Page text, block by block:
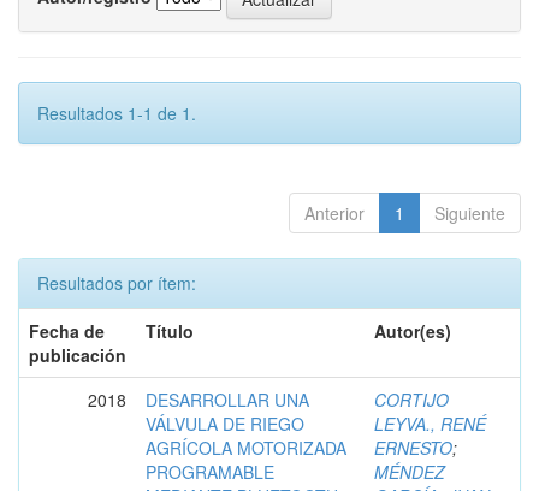
Resultados 1-1 de 1.
Anterior 1 Siguiente
Resultados por ítem:
Fecha de
publicación
Título Autor(es)
2018
DESARROLLAR UNA
VÁLVULA DE RIEGO
AGRÍCOLA MOTORIZADA
PROGRAMABLE
CORTIJO
LEYVA., RENÉ
ERNESTO;
MÉNDEZ